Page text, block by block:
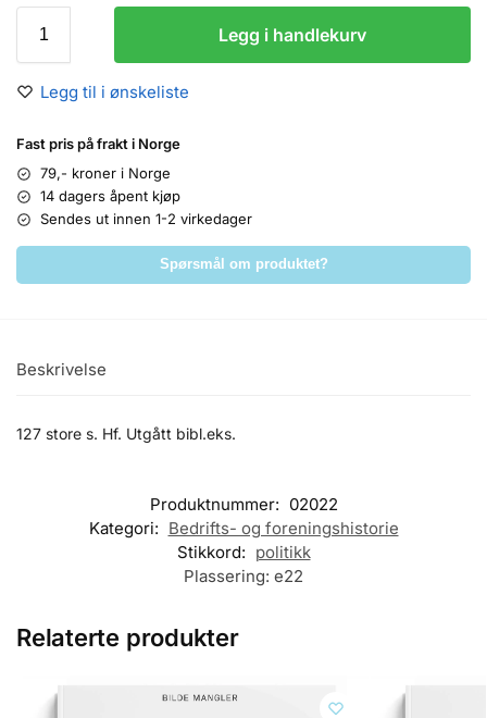
Legg i handlekurv
Legg til i ønskeliste
Fast pris på frakt i Norge
79,- kroner i Norge
14 dagers åpent kjøp
Sendes ut innen 1-2 virkedager
Spørsmål om produktet?
Beskrivelse
127 store s. Hf. Utgått bibl.eks.
Produktnummer: 02022
Kategori: Bedrifts- og foreningshistorie
Stikkord: politikk
Plassering: e22
Relaterte produkter